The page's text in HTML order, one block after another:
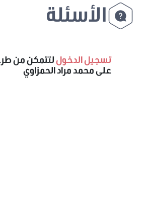
الأسئلة
تسجيل الدخوللتتمكن من
على محمد مراد الحمزاوي